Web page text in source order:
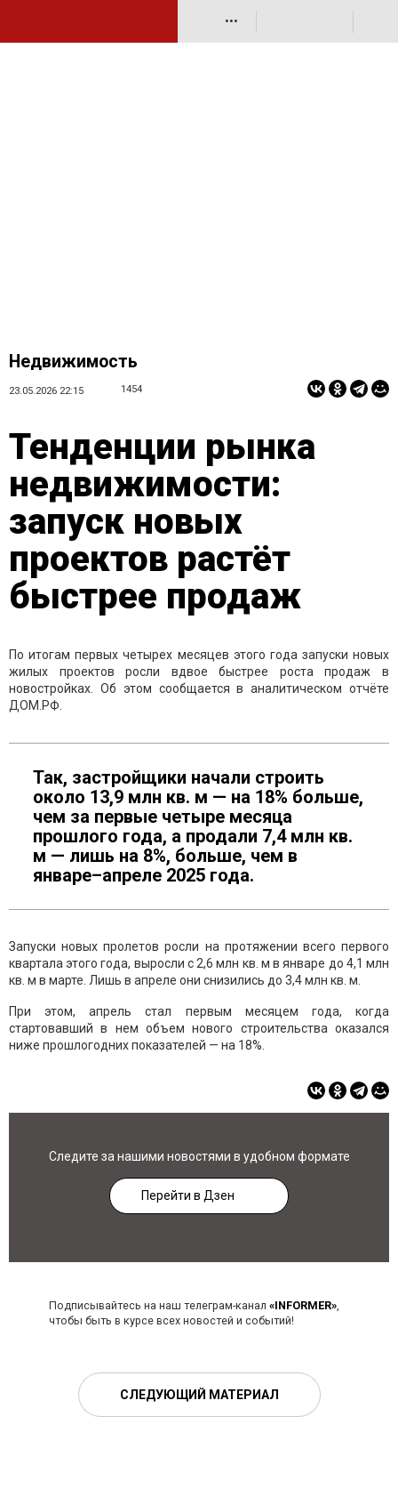
•••
Недвижимость
23.05.2026 22:15 1454
Тенденции рынка
недвижимости:
запуск новых
проектов растёт
быстрее продаж
По итогам первых четырех месяцев этого года запуски новых
жилых проектов росли вдвое быстрее роста продаж в
новостройках. Об этом сообщается в аналитическом отчёте
ДОМ.РФ.
Так, застройщики начали строить
около 13,9 млн кв. м — на 18% больше,
чем за первые четыре месяца
прошлого года, а продали 7,4 млн кв.
м — лишь на 8%, больше, чем в
январе–апреле 2025 года.
Запуски новых пролетов росли на протяжении всего первого
квартала этого года, выросли с 2,6 млн кв. м в январе до 4,1 млн
кв. м в марте. Лишь в апреле они снизились до 3,4 млн кв. м.
При этом, апрель стал первым месяцем года, когда
стартовавший в нем объем нового строительства оказался
ниже прошлогодних показателей — на 18%.
Следите за нашими новостями в удобном формате
Перейти в Дзен
Подписывайтесь на наш телеграм-канал «INFORMER»,
чтобы быть в курсе всех новостей и событий!
СЛЕДУЮЩИЙ МАТЕРИАЛ